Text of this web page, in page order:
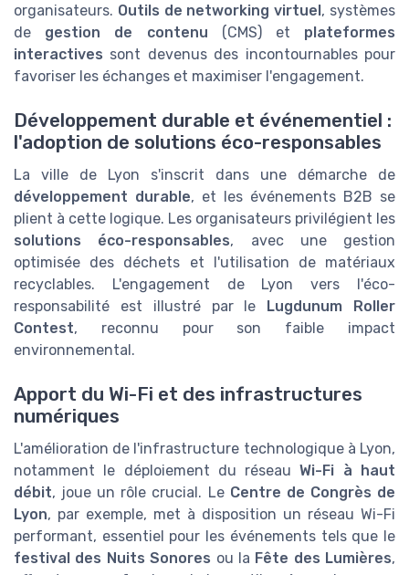
organisateurs. Outils de networking virtuel, systèmes
de gestion de contenu (CMS) et plateformes
interactives sont devenus des incontournables pour
favoriser les échanges et maximiser l'engagement.
Développement durable et événementiel :
l'adoption de solutions éco-responsables
La ville de Lyon s'inscrit dans une démarche de
développement durable, et les événements B2B se
plient à cette logique. Les organisateurs privilégient les
solutions éco-responsables, avec une gestion
optimisée des déchets et l'utilisation de matériaux
recyclables. L'engagement de Lyon vers l'éco-
responsabilité est illustré par le Lugdunum Roller
Contest, reconnu pour son faible impact
environnemental.
Apport du Wi-Fi et des infrastructures
numériques
L'amélioration de l'infrastructure technologique à Lyon,
notamment le déploiement du réseauWi-Fi à haut
débit, joue un rôle crucial. Le Centre de Congrès de
Lyon, par exemple, met à disposition un réseau Wi-Fi
performant, essentiel pour les événements tels que le
festival des Nuits Sonores ou la Fête des Lumières,